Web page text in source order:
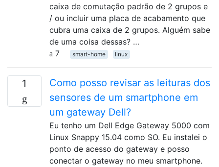
caixa de comutação padrão de 2 grupos e
/ ou incluir uma placa de acabamento que
cubra uma caixa de 2 grupos. Alguém sabe
de uma coisa dessas? …
7
smart-home linux
1
Como posso revisar as leituras dos
sensores de um smartphone em
um gateway Dell?
Eu tenho um Dell Edge Gateway 5000 com
Linux Snappy 15.04 como SO. Eu instalei o
ponto de acesso do gateway e posso
conectar o gateway no meu smartphone.